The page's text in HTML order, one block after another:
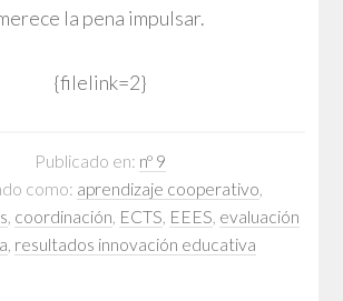
la pena impulsar.
{filelink=2}
Publicado en: nº 9
como: aprendizaje cooperativo
coordinación ECTS EEES evaluación
resultados innovación educativa